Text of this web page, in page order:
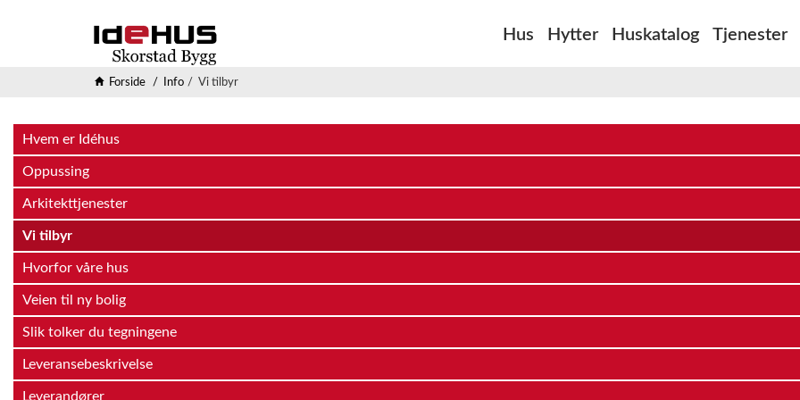
Hus Hytter Huskatalog
Tjenester
Forside Info Vi tilbyr
Hvem er Idéhus
Oppussing
Arkitekttjenester
Vi tilbyr
Hvorfor våre hus
Veien til ny bolig
Slik tolker du tegningene
Leveransebeskrivelse
Leverandører